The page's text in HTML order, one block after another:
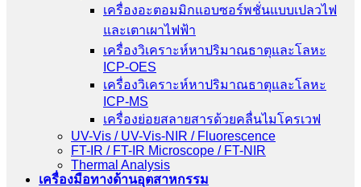
เครื่องอะตอมมิกแอบซอร์พชั่นแบบเปลวไฟ
และเตาเผาไฟฟ้า
เครื่องวิเคราะห์หาปริมาณธาตุและโลหะ
ICP-OES
เครื่องวิเคราะห์หาปริมาณธาตุและโลหะ
ICP-MS
เครื่องย่อยสลายสารด้วยคลื่นไมโครเวฟ
UV-Vis / UV-Vis-NIR / Fluorescence
FT-IR / FT-IR Microscope / FT-NIR
Thermal Analysis
เครื่องมือทางด้านอุตสาหกรรม